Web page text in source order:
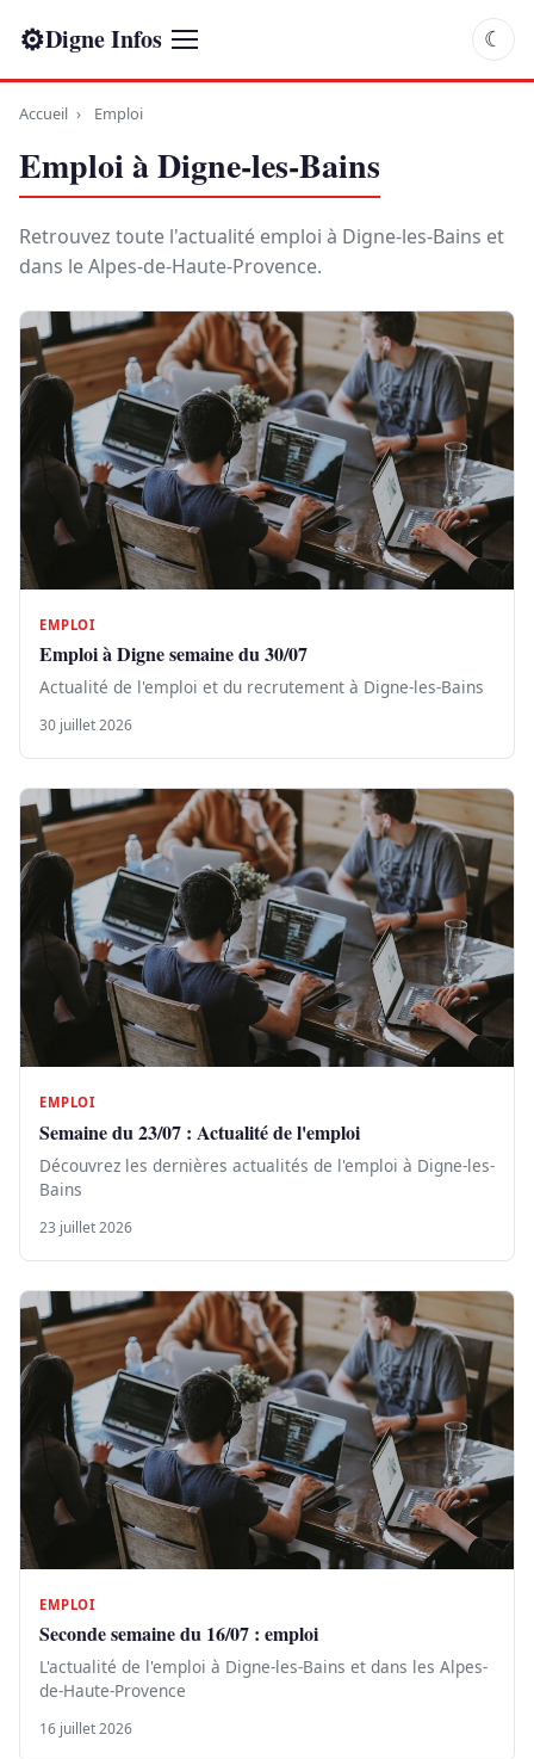
⚙Digne Infos ☾
Accueil › Emploi
Emploi à Digne-les-Bains
Retrouvez toute l'actualité emploi à Digne-les-Bains et
dans le Alpes-de-Haute-Provence.
EMPLOI
Emploi à Digne semaine du 30/07
Actualité de l'emploi et du recrutement à Digne-les-Bains
30 juillet 2026
EMPLOI
Semaine du 23/07 : Actualité de l'emploi
Découvrez les dernières actualités de l'emploi à Digne-les-
Bains
23 juillet 2026
EMPLOI
Seconde semaine du 16/07 : emploi
L'actualité de l'emploi à Digne-les-Bains et dans les Alpes-
de-Haute-Provence
16 juillet 2026